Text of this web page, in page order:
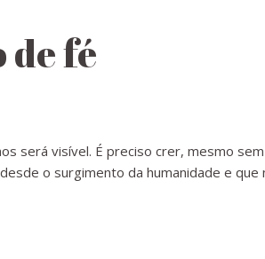
fé
será visível. É preciso crer, mesmo
o surgimento da humanidade e que